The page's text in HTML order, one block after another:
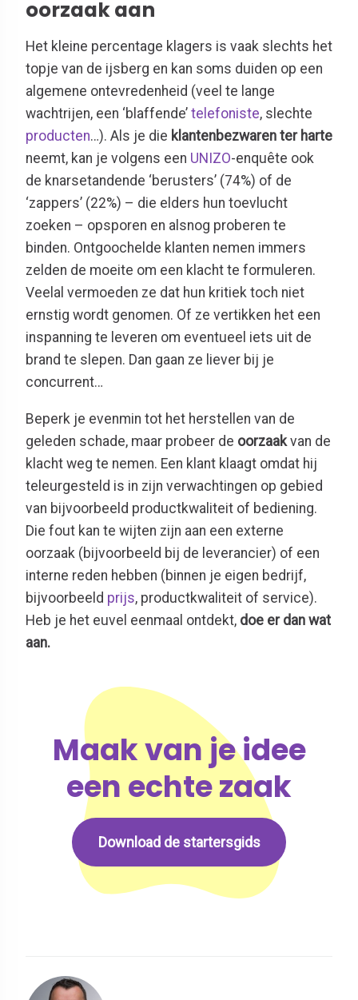
oorzaak aan
Het kleine percentage klagers is vaak slechts het
topje van de ijsberg en kan soms duiden op een
algemene ontevredenheid (veel te lange
wachtrijen, een ‘blaffende’ telefoniste, slechte
producten…). Als je die klantenbezwaren ter harte
neemt, kan je volgens een UNIZO-enquête ook
de knarsetandende ‘berusters’ (74%) of de
‘zappers’ (22%) – die elders hun toevlucht
zoeken – opsporen en alsnog proberen te
binden. Ontgoochelde klanten nemen immers
zelden de moeite om een klacht te formuleren.
Veelal vermoeden ze dat hun kritiek toch niet
ernstig wordt genomen. Of ze vertikken het een
inspanning te leveren om eventueel iets uit de
brand te slepen. Dan gaan ze liever bij je
concurrent…
Beperk je evenmin tot het herstellen van de
geleden schade, maar probeer de oorzaak van de
klacht weg te nemen. Een klant klaagt omdat hij
teleurgesteld is in zijn verwachtingen op gebied
van bijvoorbeeld productkwaliteit of bediening.
Die fout kan te wijten zijn aan een externe
oorzaak (bijvoorbeeld bij de leverancier) of een
interne reden hebben (binnen je eigen bedrijf,
bijvoorbeeld prijs, productkwaliteit of service).
Heb je het euvel eenmaal ontdekt, doe er dan wat
aan.
Maak van je idee
een echte zaak
Download de startersgids